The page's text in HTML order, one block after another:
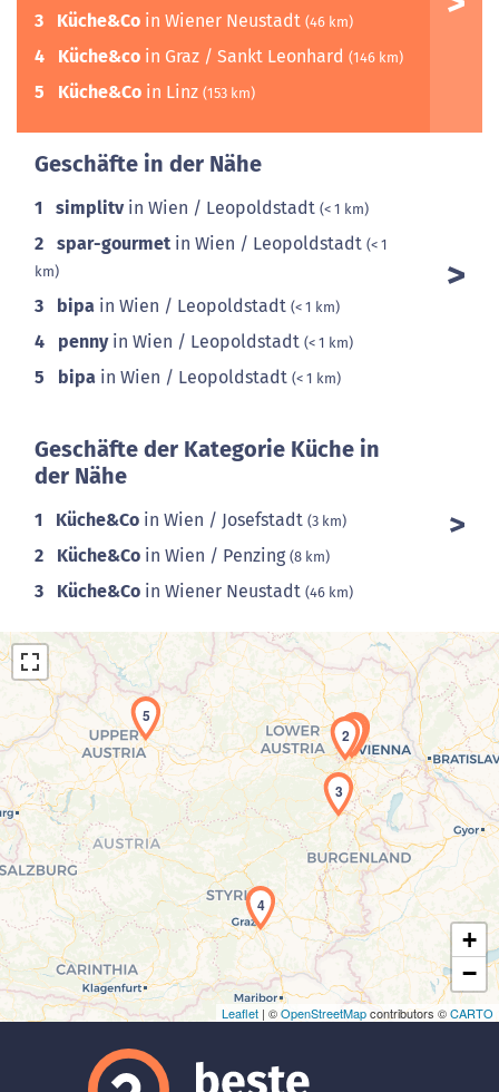
3 Küche&Co in Wiener Neustadt (46 km)
4 Küche&co in Graz / Sankt Leonhard (146 km)
5 Küche&Co in Linz (153 km)
Geschäfte in der Nähe
1 simplitvin Wien / Leopoldstadt (< 1 km)
2 spar-gourmet in Wien / Leopoldstadt (< 1
km)
3 bipa in Wien / Leopoldstadt (< 1 km)
4 pennyin Wien / Leopoldstadt (< 1 km)
5 bipa in Wien / Leopoldstadt (< 1 km)
Geschäfte der Kategorie Küche in
der Nähe
1 Küche&Co in Wien / Josefstadt (3 km)
2 Küche&Co in Wien / Penzing (8 km)
3 Küche&Co in Wiener Neustadt (46 km)
Laden der Karte...
1
2
3
4
5
+
−
Leaflet | ©OpenStreetMapcontributors ©CARTO